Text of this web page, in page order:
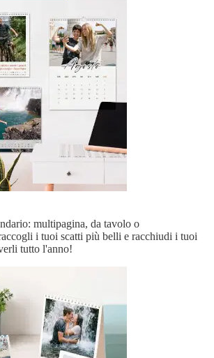
multipagina, da tavolo o
i tuoi scatti più belli e racchiudi i tuoi
tutto l'anno!